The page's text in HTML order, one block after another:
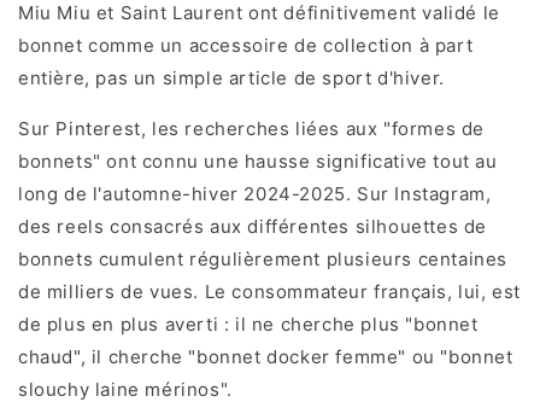
Miu Miu et Saint Laurent ont définitivement validé le
bonnet comme un accessoire de collection à part
entière, pas un simple article de sport d'hiver.
Sur Pinterest, les recherches liées aux "formes de
bonnets" ont connu une hausse significative tout au
long de l'automne-hiver 2024-2025. Sur Instagram,
des reels consacrés aux différentes silhouettes de
bonnets cumulent régulièrement plusieurs centaines
de milliers de vues. Le consommateur français, lui, est
de plus en plus averti : il ne cherche plus "bonnet
chaud", il cherche "bonnet docker femme" ou "bonnet
slouchy laine mérinos".